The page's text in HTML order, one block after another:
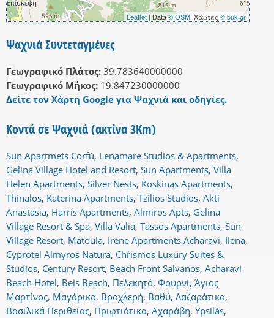
Leaflet | Data© OSM, Χάρτες © buk.gr
Ψαχνιά Συντεταγμένες
Γεωγραφικό Πλάτος: 39.783640000000
Γεωγραφικό Μήκος: 19.847230000000
Δείτε τον Χάρτη Google για Ψαχνιά και οδηγίες.
Κοντά σε Ψαχνιά (ακτίνα 3Km)
Sun Apartmets Corfú, Lenamare Studios & Apartments,
Gelina Village Hotel and Resort, Sun Apartments, Villa
Helen Apartments, Silver Nests, Koskinas Apartments,
Thinalos, Katerina Apartments, Tzilios Studios, Akti
Anastasia, Harris Apartments, Almiros Apts, Gelina
Village Resort & Spa, Villa Valia, Tassos Apartments, Sun
Village Resort, Matoula, Irene Apartments Acharavi, Ilena,
Cyprotel Almyros Natura, Chrismos Luxury Suites &
Studios, Century Resort, Beach Front Salvanos, Acharavi
Beach Hotel, Beis Beach, Πελεκητό, Φουρνί, Άγιος
Μαρτίνος, Μαγάρικα, Βραχλερή, Βαθύ, Λαζαράτικα,
Βασιλικά Περιθείας, Πριφτιάτικα, Αχαράβη, Ypsilás,